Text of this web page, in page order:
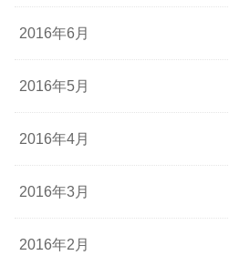
2016年6月
2016年5月
2016年4月
2016年3月
2016年2月